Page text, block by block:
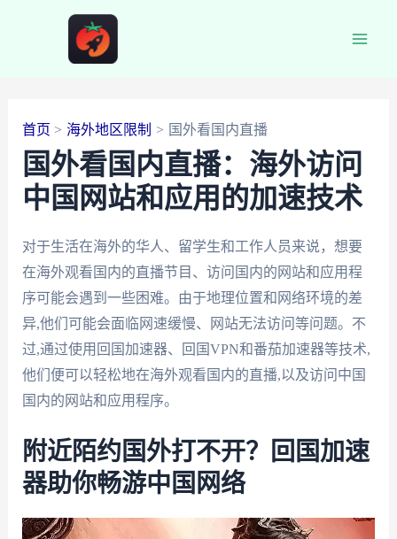
首页 海外地区限制 国外看国内直播
国外看国内直播：海外访问
中国网站和应用的加速技术
对于生活在海外的华人、留学生和工作人员来说，想要
在海外观看国内的直播节目、访问国内的网站和应用程
序可能会遇到一些困难。由于地理位置和网络环境的差
异,他们可能会面临网速缓慢、网站无法访问等问题。不
过,通过使用回国加速器、回国VPN和番茄加速器等技术,
他们便可以轻松地在海外观看国内的直播,以及访问中国
国内的网站和应用程序。
附近陌约国外打不开？回国加速
器助你畅游中国网络